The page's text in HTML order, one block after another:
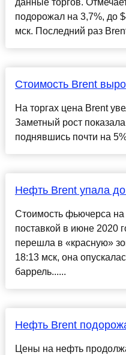
данные торгов.
подорожал на 3,7%, до
мск. Последний раз
Стоимость Brent
На торгах цена Brent
Заметный рост
поднявшись почти на
Нефть Brent упала
Стоимость фьючерса
поставкой в июне 2020
перешла в «красную»
18:13 мск, она
баррель......
Нефть Brent
Цены на нефть